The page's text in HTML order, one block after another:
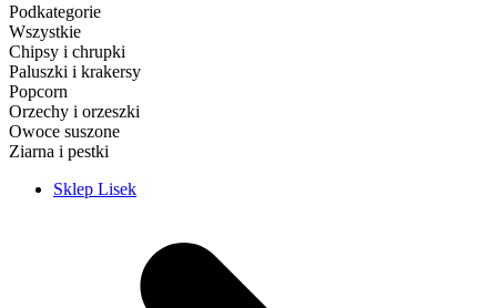
Podkategorie
Wszystkie
Chipsy i chrupki
Paluszki i krakersy
Popcorn
Orzechy i orzeszki
Owoce suszone
Ziarna i pestki
Sklep Lisek